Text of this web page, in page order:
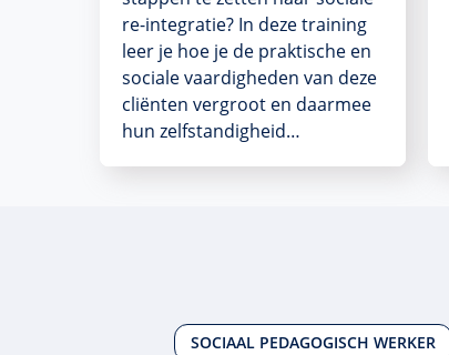
re-integratie? In deze training
leer je hoe je de praktische en
sociale vaardigheden van deze
cliënten vergroot en daarmee
hun zelfstandigheid…
SOCIAAL PEDAGOGISCH WERKER